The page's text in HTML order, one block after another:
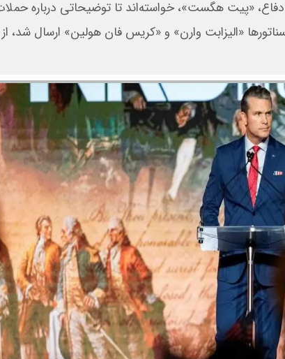
«پیت هگست»، خواسته‌اند تا توضیحاتی درباره
«الیزابت وارن» و «کریس فان هولین» ارسال